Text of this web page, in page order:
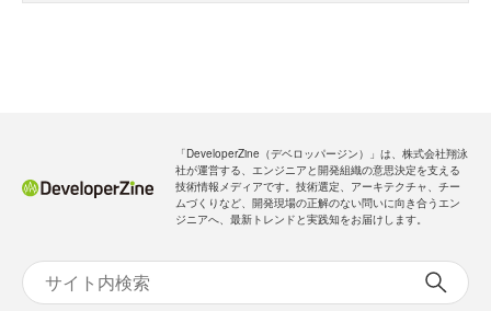
「DeveloperZine（デベロッパージン）」は、株式会社翔泳
社が運営する、エンジニアと開発組織の意思決定を支える
技術情報メディアです。技術選定、アーキテクチャ、チー
ムづくりなど、開発現場の正解のない問いに向き合うエン
ジニアへ、最新トレンドと実践知をお届けします。